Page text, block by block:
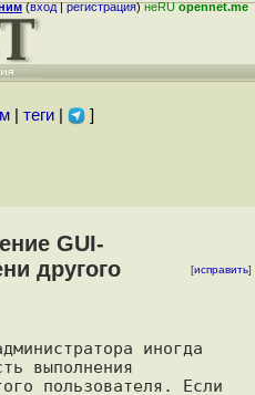
(вход|регистрация)неRUopennet.me
| теги| ]
GUI-
другого
[исправить]
иногда
выполнения
пользователя. Если